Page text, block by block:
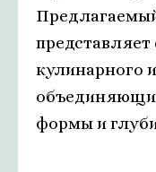
кулинарного
формы и